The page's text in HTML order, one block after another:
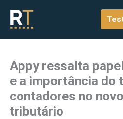
conteúdo
Appy ressalta
e a importância do
contadores no
tributário